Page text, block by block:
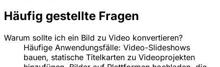
Häufig gestellte Fragen
Warum sollte ich ein Bild zu Video konvertieren?
Häufige Anwendungsfälle: Video-Slideshows
bauen, statische Titelkarten zu Videoprojekten